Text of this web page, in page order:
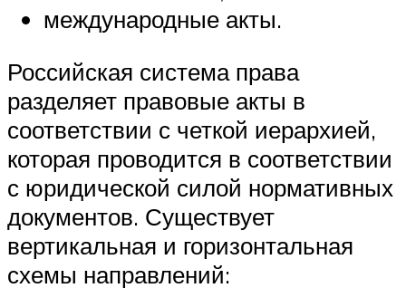
международные акты.
Российская система права
разделяет правовые акты в
соответствии с четкой иерархией,
которая проводится в соответствии
с юридической силой нормативных
документов. Существует
вертикальная и горизонтальная
схемы направлений: